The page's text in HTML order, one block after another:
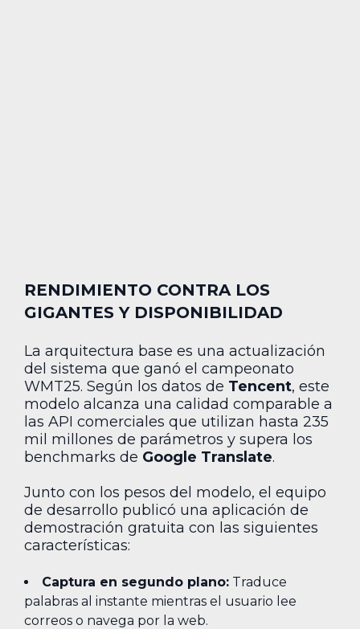
RENDIMIENTO CONTRA LOS
GIGANTES Y DISPONIBILIDAD
La arquitectura base es una actualización
del sistema que ganó el campeonato
WMT25. Según los datos de Tencent, este
modelo alcanza una calidad comparable a
las API comerciales que utilizan hasta 235
mil millones de parámetros y supera los
benchmarks de Google Translate.
Junto con los pesos del modelo, el equipo
de desarrollo publicó una aplicación de
demostración gratuita con las siguientes
características:
Captura en segundo plano: Traduce
palabras al instante mientras el usuario lee
correos o navega por la web.